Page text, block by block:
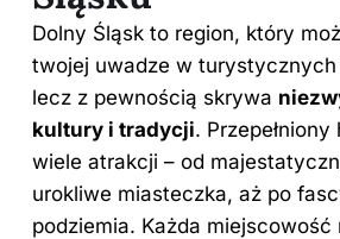
Dolny Śląsk to region, który
twojej uwadze w
lecz z pewnością skrywa
kultury i tradycji.
wiele atrakcji – od
urokliwe miasteczka, aż po
podziemia. Każda miejscowość